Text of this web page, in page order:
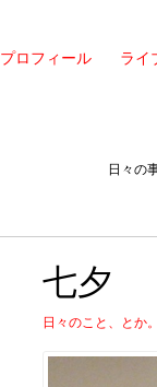
プロフィール ライ
日々の
七夕
日々のこと、とか。